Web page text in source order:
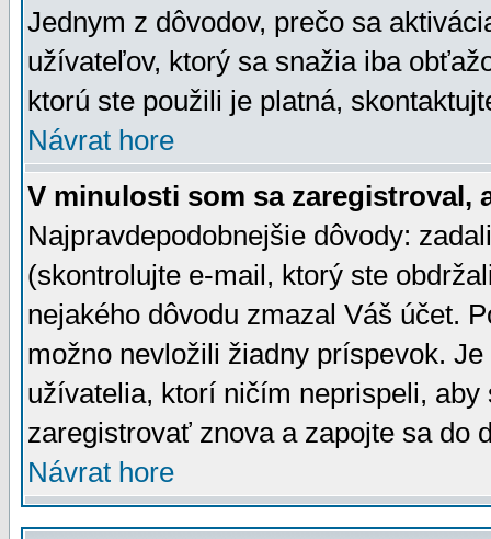
Jednym z dôvodov, prečo sa
užívateľov, ktorý sa snažia iba
ktorú ste použili je platná,
Návrat hore
V minulosti som sa zaregistroval,
Najpravdepodobnejšie dôvody:
(skontrolujte e-mail, ktorý ste
nejakého dôvodu zmazal Váš účet.
možno nevložili žiadny príspevok.
užívatelia, ktorí ničím neprispeli,
zaregistrovať znova a zapojte sa do
Návrat hore